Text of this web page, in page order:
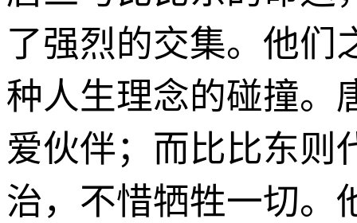
了强烈的交集。他们
种人生理念的碰撞。
爱伙伴；而比比东则
治，不惜牺牲一切。